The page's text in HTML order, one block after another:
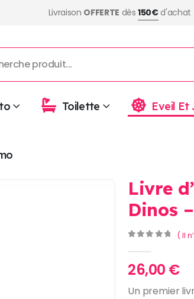
Livraison OFFERTE dès150€d'achat
Toilette Eveil Et
Livre
Dinos
( Il
26,00 €
Un premier